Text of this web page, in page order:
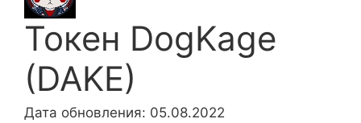
Токен DogKage
(DAKE)
Дата обновления: 05.08.2022